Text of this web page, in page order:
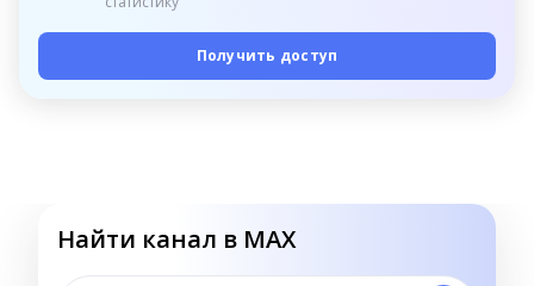
Получить доступ
Найти канал в MAX